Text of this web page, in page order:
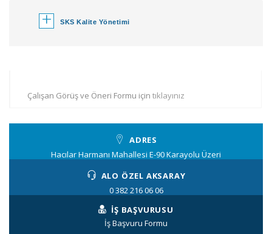
+ SKS Kalite Yönetimi
Çalışan Görüş ve Öneri Formu için tıklayınız
ADRES
Hacılar Harmanı Mahallesi E-90 Karayolu Üzeri
ALO ÖZEL AKSARAY
0 382 216 06 06
İŞ BAŞVURUSU
İş Başvuru Formu